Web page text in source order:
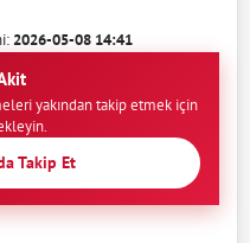
2026-05-08 14:41
yakından takip etmek için
Takip Et